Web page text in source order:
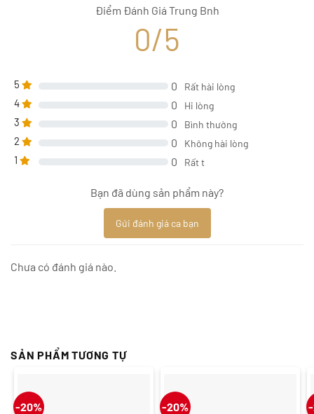
Điểm Đánh Giá Trung Bnh
0/5
5 0 Rất hài lòng
4 0 Hi lòng
3 0 Bình thường
2 0 Không hài lòng
1 0 Rất t
Bạn đã dùng sản phẩm này?
Gửi đánh giá ca bạn
Chưa có đánh giá nào.
SẢN PHẨM TƯƠNG TỰ
-20% -20%